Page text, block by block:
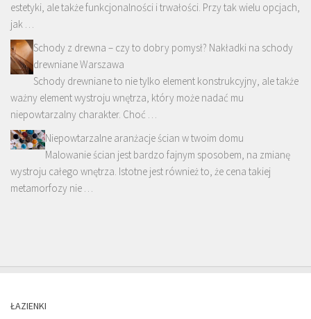
estetyki, ale także funkcjonalności i trwałości. Przy tak wielu opcjach,
jak …
Schody z drewna – czy to dobry pomysł? Nakładki na schody
drewniane Warszawa
Schody drewniane to nie tylko element konstrukcyjny, ale także
ważny element wystroju wnętrza, który może nadać mu
niepowtarzalny charakter. Choć …
Niepowtarzalne aranżacje ścian w twoim domu
Malowanie ścian jest bardzo fajnym sposobem, na zmianę
wystroju całego wnętrza. Istotne jest również to, że cena takiej
metamorfozy nie …
ŁAZIENKI